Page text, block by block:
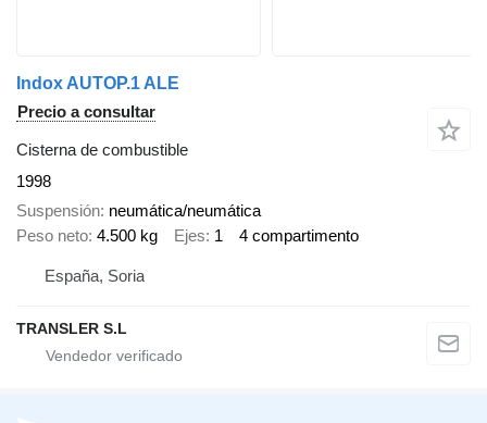
Indox AUTOP.1 ALE
Precio a consultar
Cisterna de combustible
1998
Suspensión neumática/neumática
Peso neto 4.500 kg Ejes 1 4 compartimento
España, Soria
TRANSLER S.L